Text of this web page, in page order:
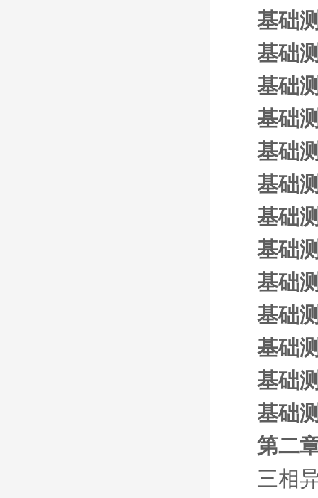
基础
基础
基础
基础
基础
基础
基础
基础
基础
基础
基础
基础
基础
第二
三相